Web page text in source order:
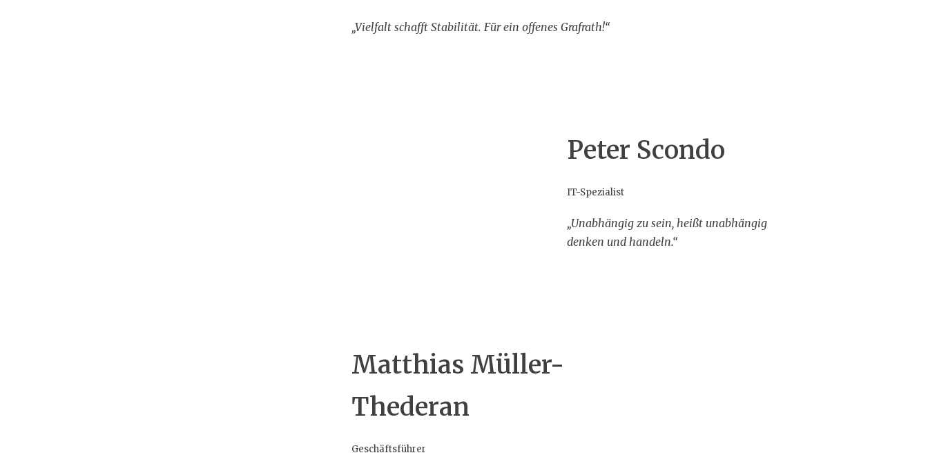
„Vielfalt schafft Stabilität. Für ein offenes Grafrath!“
Peter Scondo
IT-Spezialist
„Unabhängig zu sein, heißt unabhängig
denken und handeln.“
Matthias Müller-
Thederan
Geschäftsführer